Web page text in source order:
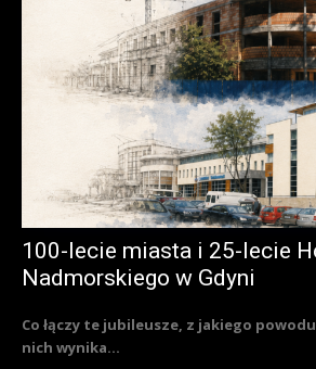
100-lecie miasta i 25-lecie
Nadmorskiego w Gdyni
Co łączy te jubileusze, z jakiego
nich wynika...